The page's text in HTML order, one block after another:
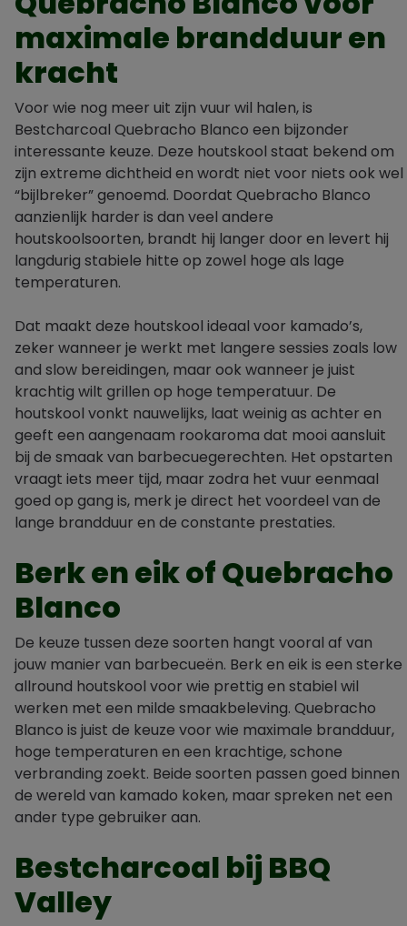
maximale brandduur en
kracht
Voor wie nog meer uit zijn vuur wil halen, is
Bestcharcoal Quebracho Blanco een bijzonder
interessante keuze. Deze houtskool staat bekend om
zijn extreme dichtheid en wordt niet voor niets ook wel
“bijlbreker” genoemd. Doordat Quebracho Blanco
aanzienlijk harder is dan veel andere
houtskoolsoorten, brandt hij langer door en levert hij
langdurig stabiele hitte op zowel hoge als lage
temperaturen.
Dat maakt deze houtskool ideaal voor kamado’s,
zeker wanneer je werkt met langere sessies zoals low
and slow bereidingen, maar ook wanneer je juist
krachtig wilt grillen op hoge temperatuur. De
houtskool vonkt nauwelijks, laat weinig as achter en
geeft een aangenaam rookaroma dat mooi aansluit
bij de smaak van barbecuegerechten. Het opstarten
vraagt iets meer tijd, maar zodra het vuur eenmaal
goed op gang is, merk je direct het voordeel van de
lange brandduur en de constante prestaties.
Berk en eik of Quebracho
Blanco
De keuze tussen deze soorten hangt vooral af van
jouw manier van barbecueën. Berk en eik is een sterke
allround houtskool voor wie prettig en stabiel wil
werken met een milde smaakbeleving. Quebracho
Blanco is juist de keuze voor wie maximale brandduur,
hoge temperaturen en een krachtige, schone
verbranding zoekt. Beide soorten passen goed binnen
de wereld van kamado koken, maar spreken net een
ander type gebruiker aan.
Bestcharcoal bij BBQ
Valley